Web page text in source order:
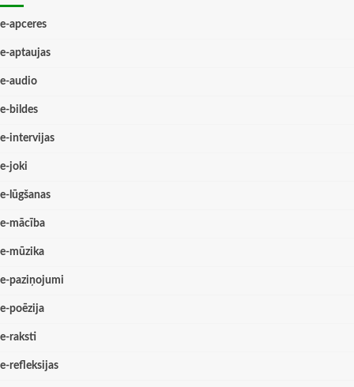
e-apceres
e-aptaujas
e-audio
e-bildes
e-intervijas
e-joki
e-lūgšanas
e-mācība
e-mūzika
e-paziņojumi
e-poēzija
e-raksti
e-refleksijas